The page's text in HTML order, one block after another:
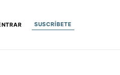
SUSCRÍBETE